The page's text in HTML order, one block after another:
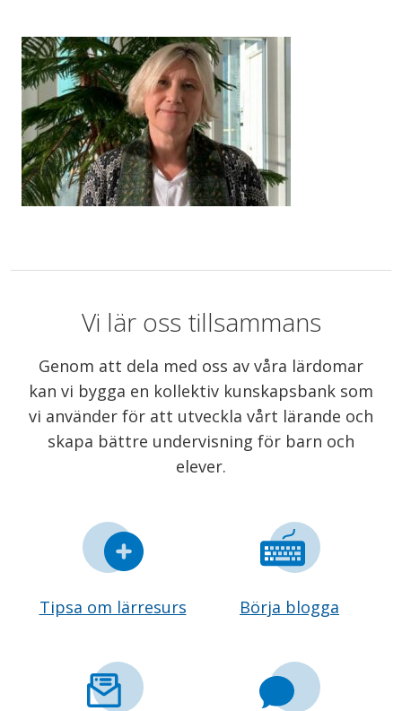
Vi lär oss tillsammans
Genom att dela med oss av våra lärdomar
kan vi bygga en kollektiv kunskapsbank som
vi använder för att utveckla vårt lärande och
skapa bättre undervisning för barn och
elever.
Tipsa om lärresurs Börja blogga